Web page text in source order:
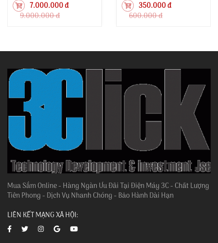
7.000.000 đ
9.000.000 đ
350.000 đ
600.000 đ
Mua Sắm Online - Hàng Ngàn Ưu Đãi Tại Điện Máy 3C - Chất Lượng
Tiên Phong - Dịch Vụ Nhanh Chóng - Bảo Hành Dài Hạn
LIÊN KẾT MẠNG XÃ HỘI: